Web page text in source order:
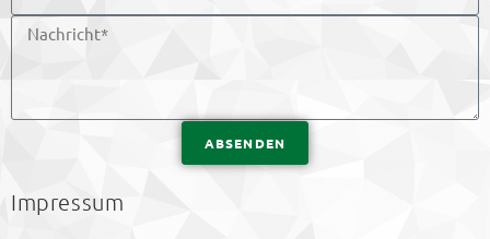
ABSENDEN
Impressum